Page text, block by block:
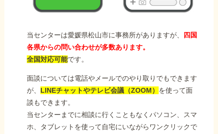
当センターは愛媛県松山市に事務所がありますが、
四国
各県からの問い合わせが多数あります。
全国対応可能です。
面談については電話やメールでのやり取りでもできます
が、 LINEチャットやテレビ会議（ZOOM） を使って面
談もできます。
当センターまでに相談に行くこともなくパソコン、スマ
ホ、タブレットを使って自宅にいながらワンクリックで